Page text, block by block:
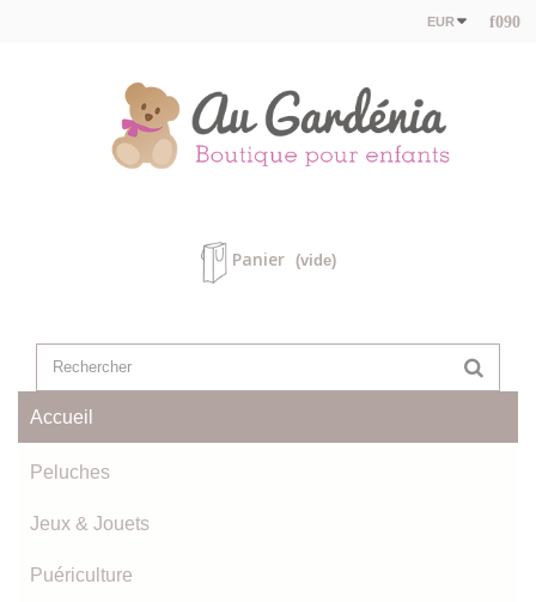
EUR
Panier (vide)
Accueil
Peluches
Jeux & Jouets
Puériculture